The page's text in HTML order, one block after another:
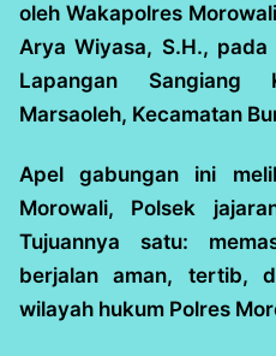
oleh Wakapolres
Arya Wiyasa, S.H.,
Lapangan Sangiang
Marsaoleh, Kecamatan
Apel gabungan ini
Morowali, Polsek
Tujuannya satu:
berjalan aman, tertib,
wilayah hukum Polres